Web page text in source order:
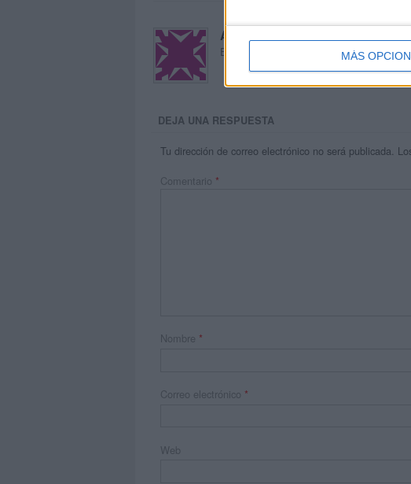
MÁS
Acerca de María Olivares
El autor no ha proporcionado ninguna
DEJA UNA RESPUESTA
Tu dirección de correo electrónico no será publicada.
Comentario *
Nombre *
Correo electrónico *
Web